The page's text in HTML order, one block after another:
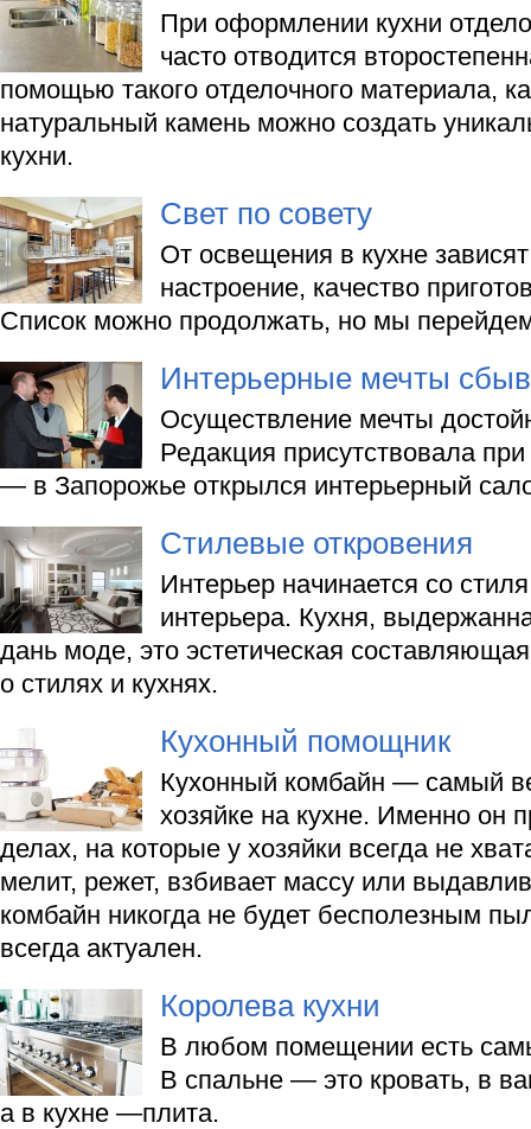
При оформлении кухни
часто отводится
помощью такого отделочного материала,
натуральный камень можно создать
кухни.
Свет по совету
От освещения в кухне
настроение, качество
Список можно продолжать, но мы
Интерьерные мечты
Осуществление мечты
Редакция присутствовала
— в Запорожье открылся интерьерный
Стилевые откровения
Интерьер начинается со
интерьера. Кухня,
дань моде, это эстетическая
о стилях и кухнях.
Кухонный помощник
Кухонный комбайн — самый
хозяйке на кухне. Именно он
делах, на которые у хозяйки всегда не
мелит, режет, взбивает массу или
комбайн никогда не будет бесполезным
всегда актуален.
Королева кухни
В любом помещении есть
В спальне — это кровать, в
а в кухне —плита.